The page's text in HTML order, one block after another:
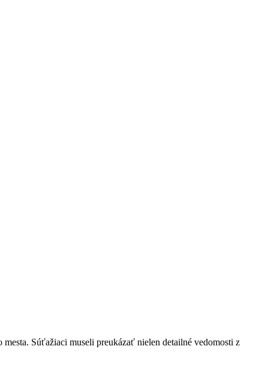
Súťažiaci museli preukázať nielen detailné vedomosti z